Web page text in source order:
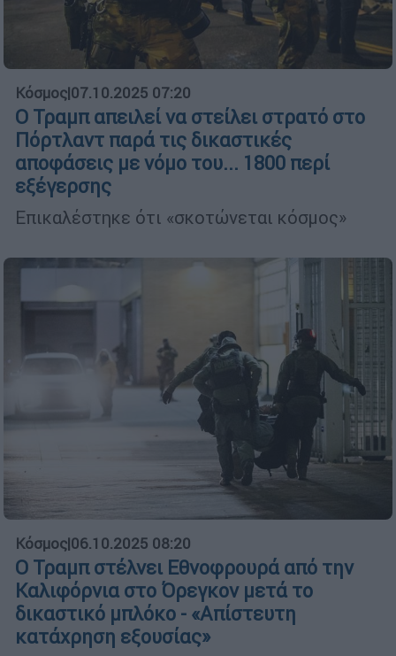
Κόσμος|07.10.2025 07:20
Ο Τραμπ απειλεί να στείλει στρατό στο
Πόρτλαντ παρά τις δικαστικές
αποφάσεις με νόμο του... 1800 περί
εξέγερσης
Επικαλέστηκε ότι «σκοτώνεται κόσμος»
Κόσμος|06.10.2025 08:20
Ο Τραμπ στέλνει Εθνοφρουρά από την
Καλιφόρνια στο Όρεγκον μετά το
δικαστικό μπλόκο - «Απίστευτη
κατάχρηση εξουσίας»